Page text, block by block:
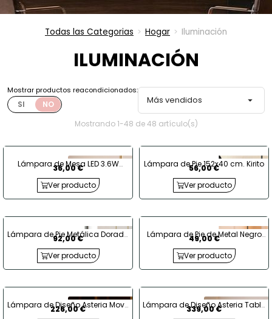
Todas las Categorias > Hogar > Iluminación
ILUMINACIÓN
Mostrar productos reacondicionados:
SI NO Más vendidos 
Mostrando 1-48 de 48 artículo(s)
Lámpara de Mesa LED 3.6W
Metálica Korkor
36,00 €
Ver producto
Lámpara de Pie 152x40 cm. Kirito
56,00 €
Ver producto
Lámpara de Pie Metálica Dorada
Brilthor
92,00 €
Ver producto
Lámpara de Pie de Metal Negro
Odyssey
49,00 €
Ver producto
Lámpara de Diseño Asteria Move
Portátil USB
226,00 €
Lámpara de Diseño Asteria Table
Black USB
339,00 €